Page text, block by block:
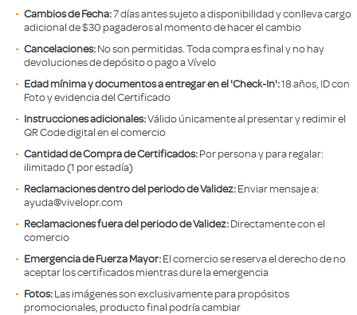
Cambios de Fecha:7 días antes sujeto a disponibilidad y conlleva cargo
adicional de $30 pagaderos al momento de hacer el cambio
Cancelaciones:No son permitidas. Toda compra es final y no hay
devoluciones de depósito o pago a Vívelo
Edad mínima y documentos a entregar en el 'Check-In':18 años, ID con
Foto y evidencia del Certificado
Instrucciones adicionales:Válido únicamente al presentar y redimir el
QR Code digital en el comercio
Cantidad de Compra de Certificados:Por persona y para regalar:
ilimitado (1 por estadía)
Reclamaciones dentro del periodo de Validez:Enviar mensaje a:
ayuda@vivelopr.com
Reclamaciones fuera del periodo de Validez:Directamente con el
comercio
Emergencia de Fuerza Mayor:El comercio se reserva el derecho de no
aceptar los certificados mientras dure la emergencia
Fotos:Las imágenes son exclusivamente para propósitos
promocionales, producto final podría cambiar